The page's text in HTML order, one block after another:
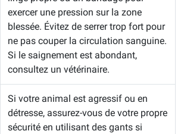
exercer une pression sur la zone
blessée. Évitez de serrer trop fort pour
ne pas couper la circulation sanguine.
Si le saignement est abondant,
consultez un vétérinaire.
Si votre animal est agressif ou en
détresse, assurez-vous de votre propre
sécurité en utilisant des gants si